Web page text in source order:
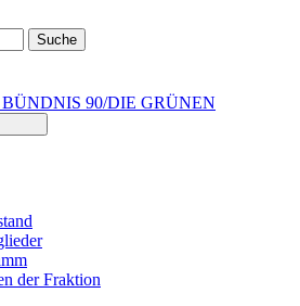
BÜNDNIS 90/DIE GRÜNEN
der Fraktion